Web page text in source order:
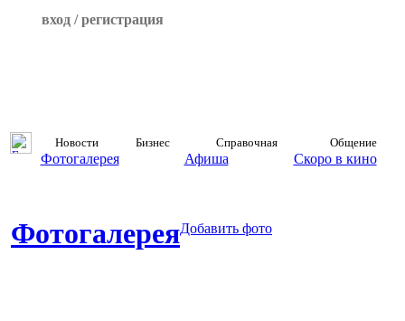
вход / регистрация
Новости Бизнес Справочная Общение
Фотогалерея Афиша Скоро в кино
ФотогалереяДобавить фото